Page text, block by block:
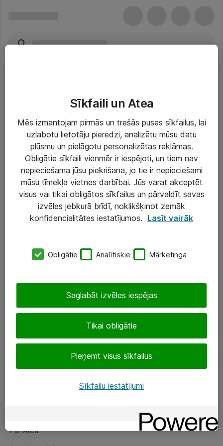
Risinājumi & Pakalpojumi
IT serviss un atbalsts
IT infrastruktūra
Darba vietu IT risinājumi
Serveri un datu centri
SIA „ATEA”
eShop@atea.lv
Sekojiet mums
Par Atea
Par Atea
Sīkfaili un Atea
Mēs izmantojam pirmās un trešās puses sīkfailus, lai
uzlabotu lietotāju pieredzi, analizētu mūsu datu
plūsmu un pielāgotu personalizētas reklāmas.
Obligātie sīkfaili vienmēr ir iespējoti, un tiem nav
nepieciešama jūsu piekrišana, jo tie ir nepieciešami
mūsu tīmekļa vietnes darbībai. Jūs varat akceptēt
visus vai tikai obligātos sīkfailus un pārvaldīt savas
izvēles jebkurā brīdī, noklikšķinot zemāk
konfidencialitātes iestatījumos. Lasīt vairāk
Obligātie Analītiskie Mārketinga
Tikai obligātie
Pieņemt visus sīkfailus
Saglabāt izvēles iespējas
Sīkfailu iestatījumi